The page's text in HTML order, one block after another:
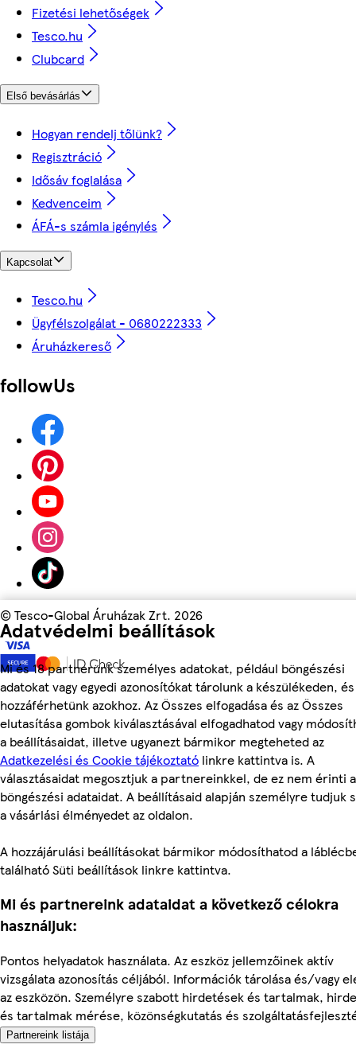
Adatvédelmi beállítások
Mi és 18 partnerünk személyes adatokat, például böngészési
adatokat vagy egyedi azonosítókat tárolunk a készülékeden, és
hozzáférhetünk azokhoz. Az Összes elfogadása és az Összes
elutasítása gombok kiválasztásával elfogadhatod vagy
a beállításaidat, illetve ugyanezt bármikor megteheted az
Adatkezelési és Cookie tájékoztató linkre kattintva is. A
választásaidat megosztjuk a partnereinkkel, de ez nem érinti a
böngészési adataidat. A beállításaid alapján személyre tudjuk
a vásárlási élményedet az oldalon.
A hozzájárulási beállításokat bármikor módosíthatod a
található Süti beállítások linkre kattintva.
Mi és partnereink adataidat a következő célokra
használjuk:
Pontos helyadatok használata. Az eszköz jellemzőinek aktív
vizsgálata azonosítás céljából. Információk tárolása és/vagy
az eszközön. Személyre szabott hirdetések és tartalmak,
és tartalmak mérése, közönségkutatás és
Partnereink listája
Fizetési lehetőségek
Tesco.hu
Clubcard
Első bevásárlás
Hogyan rendelj tőlünk?
Regisztráció
Idősáv foglalása
Kedvenceim
ÁFÁ-s számla igénylés
Kapcsolat
Tesco.hu
Ügyfélszolgálat - 0680222333
Áruházkereső
followUs
©Tesco-Global Áruházak Zrt. 2026